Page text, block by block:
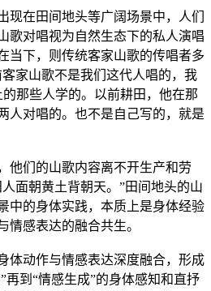
现在田间地头等广阔场景中，人们
歌对唱视为自然生态下的私人演唱
当下，则传统客家山歌的传唱者多
家山歌不是我们这代人唱的，我
那些人学的。以前耕田，他在那
人对唱的。也不是自己写的，就是
他们的山歌内容离不开生产和劳
面朝黄土背朝天。”田间地头的山
中的身体实践，本质上是身体经验
情感表达的融合共生。
体动作与情感表达深度融合，形成
再到“情感生成”的身体感知和直抒